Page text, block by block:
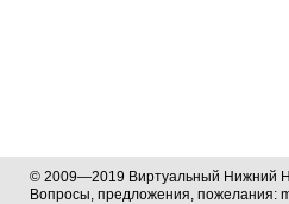
© 2009—2019 Виртуальный Нижний
Вопросы, предложения, пожелания: